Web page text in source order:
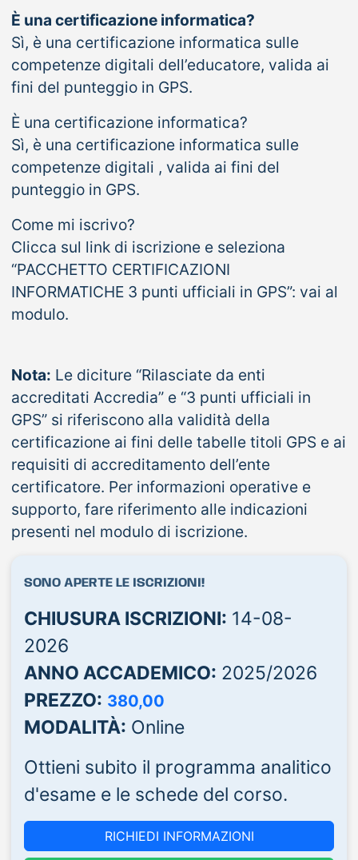
È una certificazione informatica?
Sì, è una certificazione informatica sulle
competenze digitali dell’educatore, valida ai
fini del punteggio in GPS.
È una certificazione informatica?
Sì, è una certificazione informatica sulle
competenze digitali , valida ai fini del
punteggio in GPS.
Come mi iscrivo?
Clicca sul link di iscrizione e seleziona
“PACCHETTO CERTIFICAZIONI
INFORMATICHE 3 punti ufficiali in GPS”: vai al
modulo.
Nota: Le diciture “Rilasciate da enti
accreditati Accredia” e “3 punti ufficiali in
GPS” si riferiscono alla validità della
certificazione ai fini delle tabelle titoli GPS e ai
requisiti di accreditamento dell’ente
certificatore. Per informazioni operative e
supporto, fare riferimento alle indicazioni
presenti nel modulo di iscrizione.
SONO APERTE LE ISCRIZIONI!
CHIUSURA ISCRIZIONI: 14-08-
2026
ANNO ACCADEMICO: 2025/2026
PREZZO: 380,00
MODALITÀ: Online
Ottieni subito il programma analitico
d'esame e le schede del corso.
RICHIEDI INFORMAZIONI